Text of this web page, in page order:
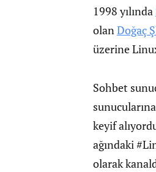
1998 yılında
olanDoğaç
üzerine
Sohbet
keyif
ağındaki
olarak